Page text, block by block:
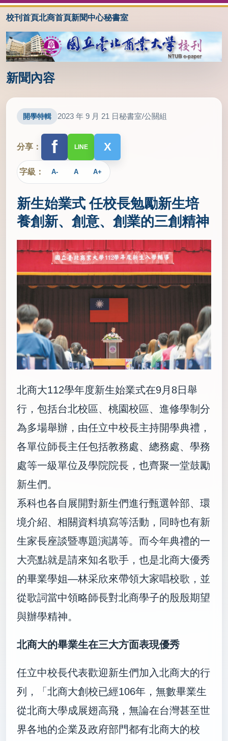
校刊首頁北商首頁新聞中心秘書室
新聞內容
開學特輯 2023 年 9 月 21 日秘書室/公關組
分享： f LINE X
字級： A- A A+
新生始業式 任校長勉勵新生培
養創新、創意、創業的三創精神
北商大112學年度新生始業式在9月8日舉
行，包括台北校區、桃園校區、進修學制分
為多場舉辦，由任立中校長主持開學典禮，
各單位師長主任包括教務處、總務處、學務
處等一級單位及學院院長，也齊聚一堂鼓勵
新生們。
系科也各自展開對新生們進行甄選幹部、環
境介紹、相關資料填寫等活動，同時也有新
生家長座談暨專題演講等。而今年典禮的一
大亮點就是請來知名歌手，也是北商大優秀
的畢業學姐—林采欣來帶領大家唱校歌，並
從歌詞當中領略師長對北商學子的殷殷期望
與辦學精神。
北商大的畢業生在三大方面表現優秀
任立中校長代表歡迎新生們加入北商大的行
列，「北商大創校已經106年，無數畢業生
從北商大學成展翅高飛，無論在台灣甚至世
界各地的企業及政府部門都有北商大的校